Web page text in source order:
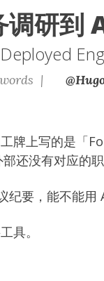
调研
|
牌上写的是「
还没有对应的职
要，能不能用
具。